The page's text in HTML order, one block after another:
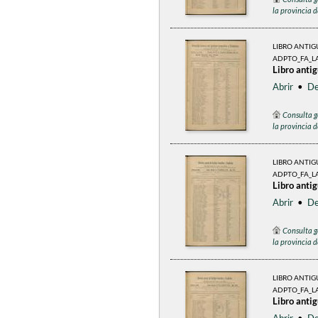
la provincia
LIBRO
Libro
Abrir •
Consulta
la provincia
LIBRO
Libro
Abrir •
Consulta
la provincia
LIBRO
Libro